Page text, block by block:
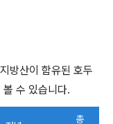
방산이 함유된 호두
수 있습니다.
총